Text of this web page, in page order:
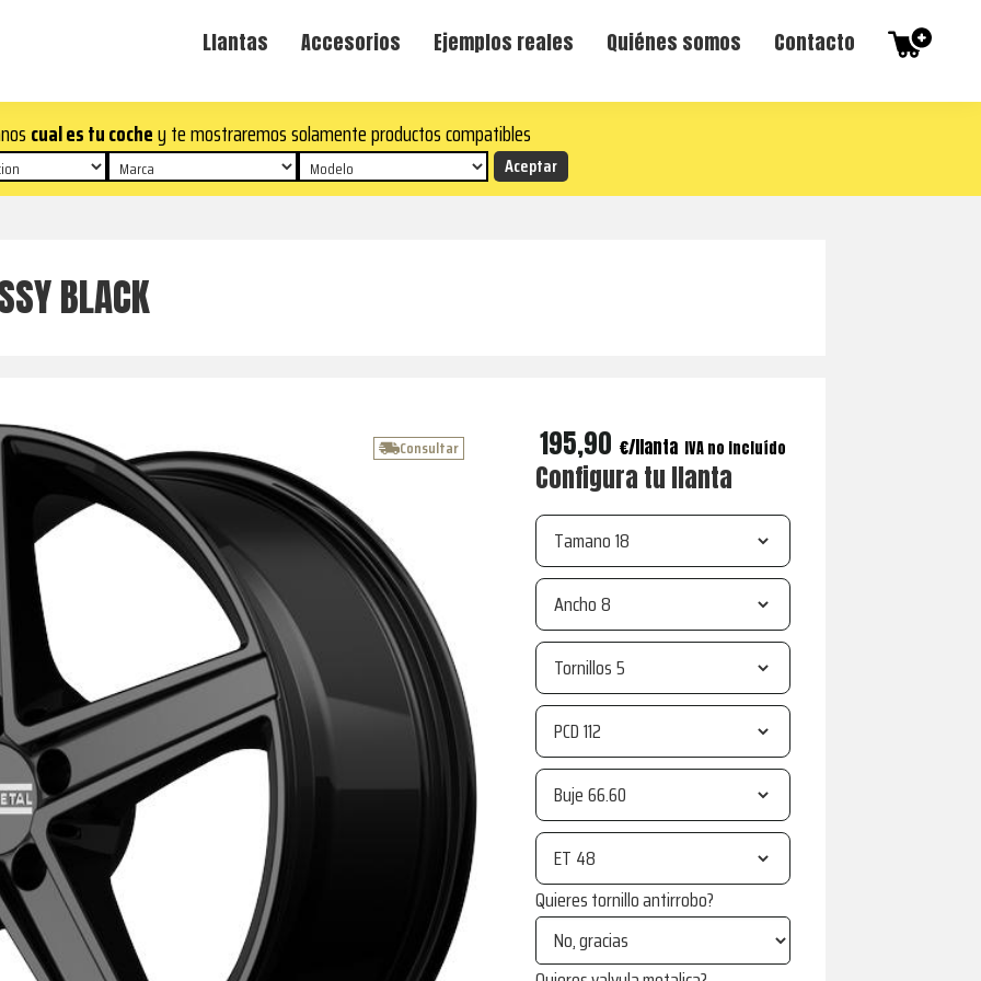
Llantas Accesorios Ejemplos reales Quiénes somos Contacto
cual es tu cochey te mostraremos solamente productos compatibles
BLACK
Consultar 195,90 € IVA no incluído
Configura tu llanta
Tamano
Ancho
Tornillos
PCD
Buje
ET
Quieres tornillo antirrobo?